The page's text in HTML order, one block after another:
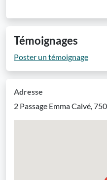
Témoignages
Poster un témoignage
Adresse
2 Passage Emma Calvé,